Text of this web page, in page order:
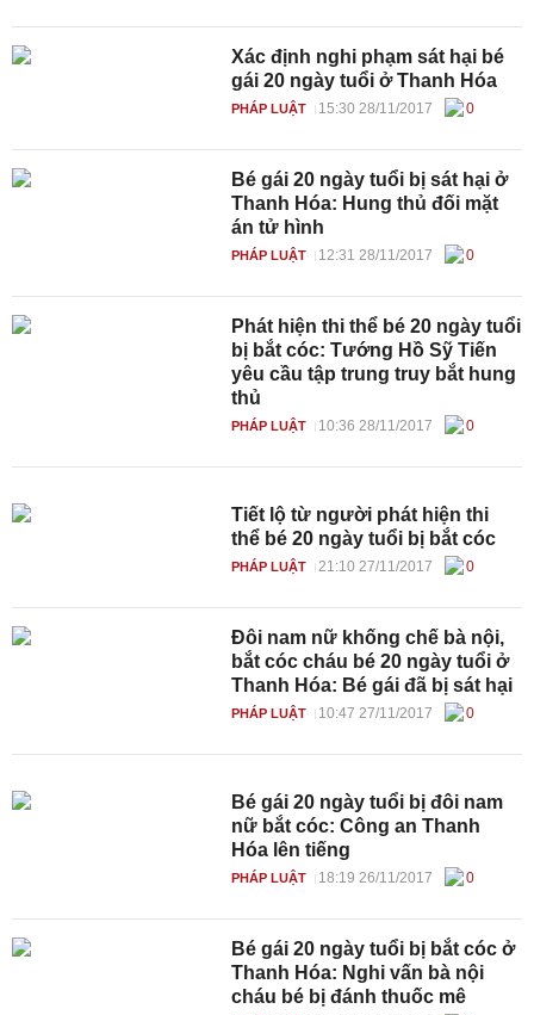
Xác định nghi phạm sát hại bé
gái 20 ngày tuổi ở Thanh Hóa
PHÁP LUẬT 15:30 28/11/2017 0
Bé gái 20 ngày tuổi bị sát hại ở
Thanh Hóa: Hung thủ đối mặt
án tử hình
PHÁP LUẬT 12:31 28/11/2017 0
Phát hiện thi thể bé 20 ngày tuổi
bị bắt cóc: Tướng Hồ Sỹ Tiến
yêu cầu tập trung truy bắt hung
thủ
PHÁP LUẬT 10:36 28/11/2017 0
Tiết lộ từ người phát hiện thi
thể bé 20 ngày tuổi bị bắt cóc
PHÁP LUẬT 21:10 27/11/2017 0
Đôi nam nữ khống chế bà nội,
bắt cóc cháu bé 20 ngày tuổi ở
Thanh Hóa: Bé gái đã bị sát hại
PHÁP LUẬT 10:47 27/11/2017 0
Bé gái 20 ngày tuổi bị đôi nam
nữ bắt cóc: Công an Thanh
Hóa lên tiếng
PHÁP LUẬT 18:19 26/11/2017 0
Bé gái 20 ngày tuổi bị bắt cóc ở
Thanh Hóa: Nghi vấn bà nội
cháu bé bị đánh thuốc mê